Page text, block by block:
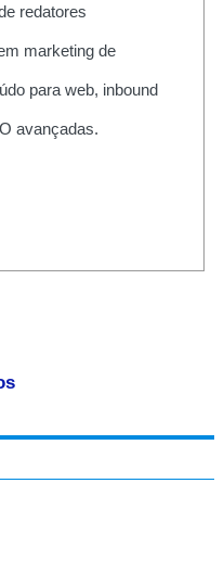
redatores
marketing de
para web, inbound
avançadas.